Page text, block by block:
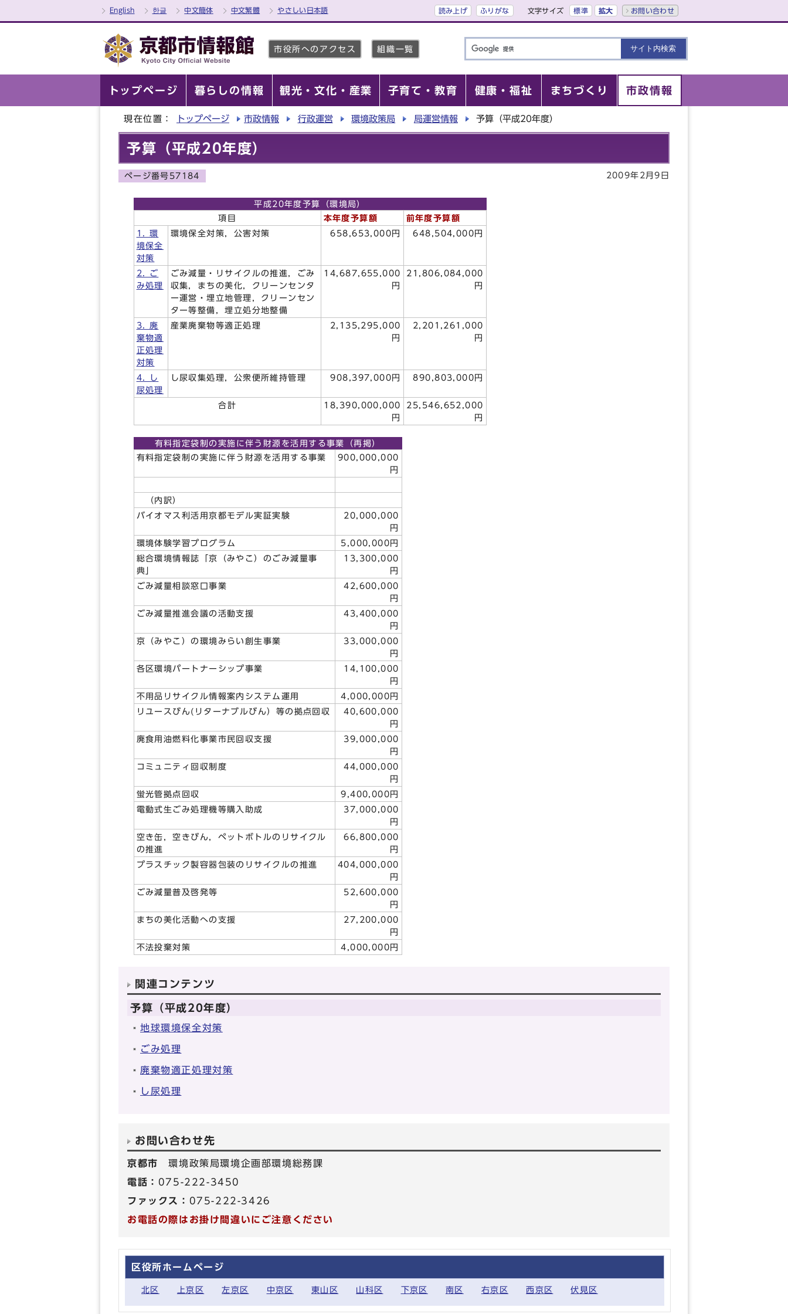
English 한글 中文簡体 中文繁體 やさしい日本語 読み上げ ふりがな 文字サイズ 標準 拡大 お問い合わせ
市役所へのアクセス 組織一覧
トップページ 暮らしの情報 観光・文化・産業 子育て・教育 健康・福祉 まちづくり 市政情報
現在位置： トップページ 市政情報 行政運営 環境政策局 局運営情報 予算（平成20年度）
予算（平成20年度）
ページ番号57184 2009年2月9日
平成20年度予算（環境局）
項目
本年度予算額
前年度予算額
1. 環
境保全
対策
環境保全対策，公害対策 658,653,000円 648,504,000円
2. ご
み処理
ごみ減量・リサイクルの推進，ごみ
収集，まちの美化，クリーンセンタ
ー運営・埋立地管理，クリーンセン
ター等整備，埋立処分地整備
14,687,655,000
円
21,806,084,000
円
3. 廃
棄物適
正処理
対策
産業廃棄物等適正処理
2,135,295,000
円
2,201,261,000
円
4. し
尿処理
し尿収集処理，公衆便所維持管理 908,397,000円 890,803,000円
合計
18,390,000,000
円
25,546,652,000
円
有料指定袋制の実施に伴う財源を活用する事業（再掲）
有料指定袋制の実施に伴う財源を活用する事業
900,000,000
円
（内訳）
バイオマス利活用京都モデル実証実験
20,000,000
円
環境体験学習プログラム
5,000,000円
総合環境情報誌「京（みやこ）のごみ減量事
典」
13,300,000
円
ごみ減量相談窓口事業
42,600,000
円
ごみ減量推進会議の活動支援
43,400,000
円
京（みやこ）の環境みらい創生事業
33,000,000
円
各区環境パートナーシップ事業
14,100,000
円
不用品リサイクル情報案内システム運用
4,000,000円
リユースびん(リターナブルびん）等の拠点回収
40,600,000
円
廃食用油燃料化事業市民回収支援
39,000,000
円
コミュニティ回収制度
44,000,000
円
蛍光管拠点回収
9,400,000円
電動式生ごみ処理機等購入助成
37,000,000
円
空き缶，空きびん，ペットボトルのリサイクル
の推進
66,800,000
円
プラスチック製容器包装のリサイクルの推進
404,000,000
円
ごみ減量普及啓発等
52,600,000
円
まちの美化活動への支援
27,200,000
円
不法投棄対策
4,000,000円
関連コンテンツ
予算（平成20年度）
地球環境保全対策
ごみ処理
廃棄物適正処理対策
し尿処理
お問い合わせ先
京都市環境政策局環境企画部環境総務課
電話： 075-222-3450
ファックス： 075-222-3426
お電話の際はお掛け間違いにご注意ください
区役所ホームページ
北区 上京区 左京区 中京区 東山区 山科区 下京区 南区 右京区 西京区 伏見区